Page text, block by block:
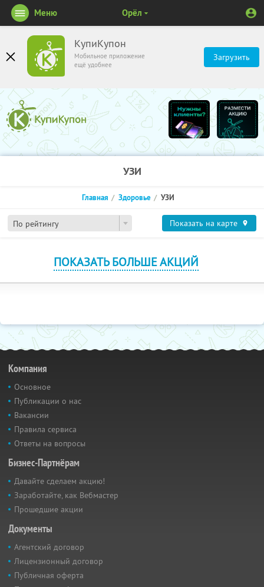
КупиКупон
Мобильное приложение
ещё удобнее
Загрузить
Меню Орёл
УЗИ
По рейтингу
Главная Здоровье УЗИ
Показать на карте
ПОКАЗАТЬ БОЛЬШЕ АКЦИЙ
Компания
Основное
Публикации о нас
Вакансии
Правила сервиса
Ответы на вопросы
Бизнес-Партнёрам
Давайте сделаем акцию!
Заработайте, как Вебмастер
Прошедшие акции
Документы
Агентский договор
Лицензионный договор
Публичная оферта